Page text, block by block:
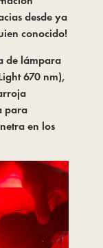
desde ya
conocido!
de lámpara
670 nm),
para
en los